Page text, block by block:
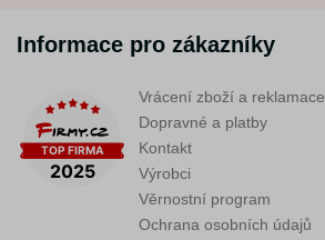
Informace pro zákazníky
Vrácení zboží a reklamace
Dopravné a platby
Kontakt
Výrobci
Věrnostní program
Ochrana osobních údajů